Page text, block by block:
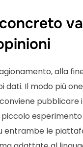
alla
dati. Il modo più
pubblicare
entrambe le